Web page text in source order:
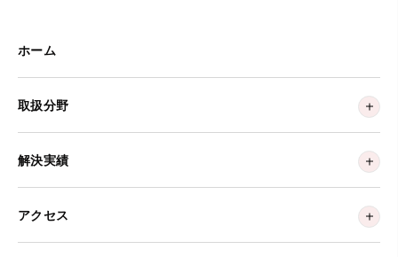
ホーム
取扱分野
解決実績
アクセス